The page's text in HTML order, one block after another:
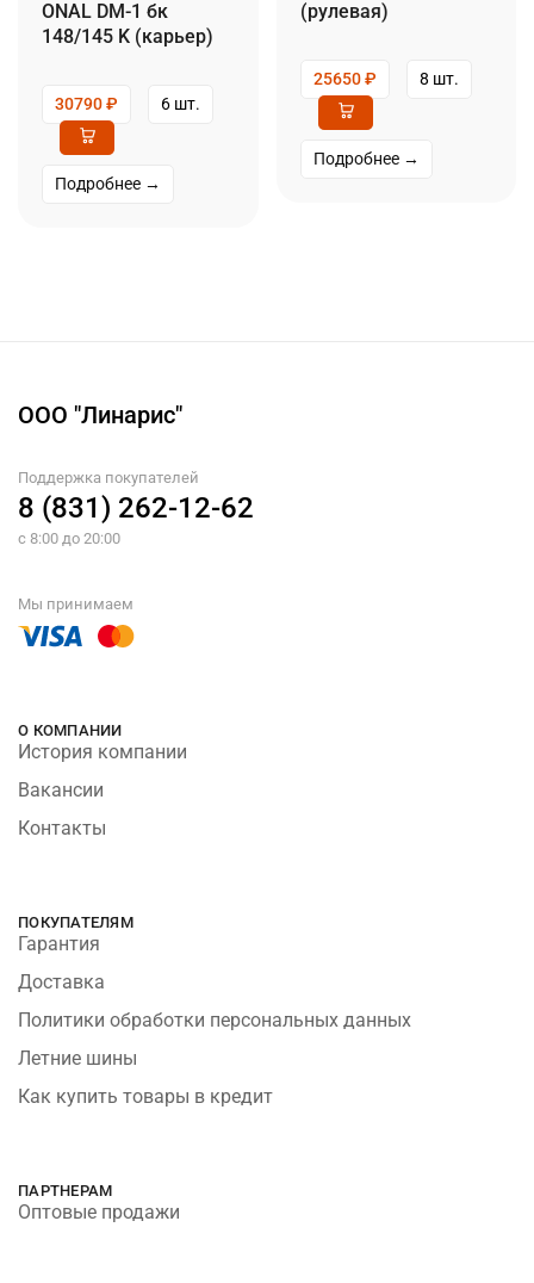
ONAL DM-1 бк
148/145 K (карьер)
30790₽ 6 шт.
Подробнее →
(рулевая)
25650₽ 8 шт.
Подробнее →
ООО "Линарис"
Поддержка покупателей
8 (831) 262-12-62
с 8:00 до 20:00
Мы принимаем
О КОМПАНИИ
История компании
Вакансии
Контакты
ПОКУПАТЕЛЯМ
Гарантия
Доставка
Политики обработки персональных данных
Летние шины
Как купить товары в кредит
ПАРТНЕРАМ
Оптовые продажи